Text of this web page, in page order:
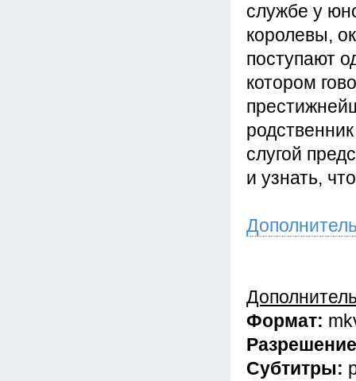
службе у
королевы,
поступают
котором
слугой
и узнать,
Формат:
Субтитры: